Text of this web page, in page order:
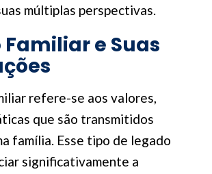
múltiplas perspectivas.
Familiar e Suas
refere-se aos valores,
que são transmitidos
família. Esse tipo de legado
significativamente a